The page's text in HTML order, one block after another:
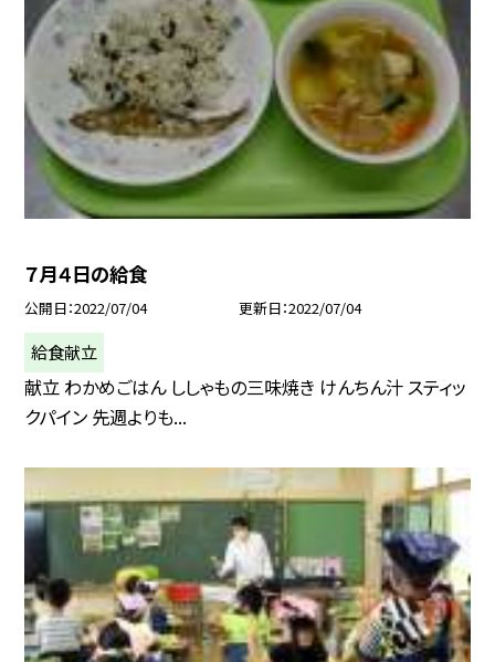
７月４日の給食
公開日 2022/07/04 更新日 2022/07/04
給食献立
献立 わかめごはん ししゃもの三味焼き けんちん汁 スティッ
クパイン 先週よりも...